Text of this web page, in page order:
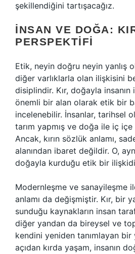
şekillendiğini tartışacağız.
İNSAN VE DOĞA:
PERSPEKTIFI
Etik, neyin doğru neyin yanlış
diğer varlıklarla olan ilişkisini
disiplindir. Kır, doğayla
önemli bir alan olarak etik bir
incelenebilir. İnsanlar, tarihsel
tarım yapmış ve doğa ile iç
Ancak, kırın sözlük anlamı,
alanından ibaret değildir. O,
doğayla kurduğu etik bir
Modernleşme ve sanayileşme
anlamı da değişmiştir. Kır, bir
sunduğu kaynakların insan
diğer yandan da bireysel ve
kendini yeniden tanımlayan
açıdan kırda yaşam, insanın